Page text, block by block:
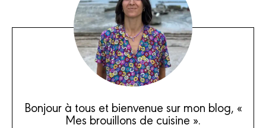
Bonjour à tous et bienvenue sur mon blog, «
Mes brouillons de cuisine ».